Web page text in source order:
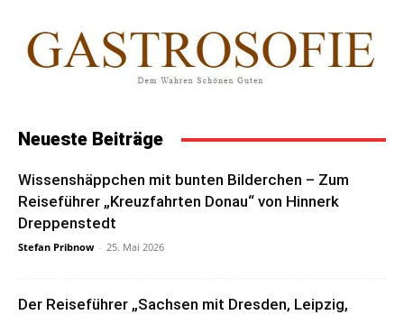
Neueste Beiträge
Wissenshäppchen mit bunten Bilderchen – Zum
Reiseführer „Kreuzfahrten Donau“ von Hinnerk
Dreppenstedt
Stefan Pribnow - 25. Mai 2026
Der Reiseführer „Sachsen mit Dresden, Leipzig,